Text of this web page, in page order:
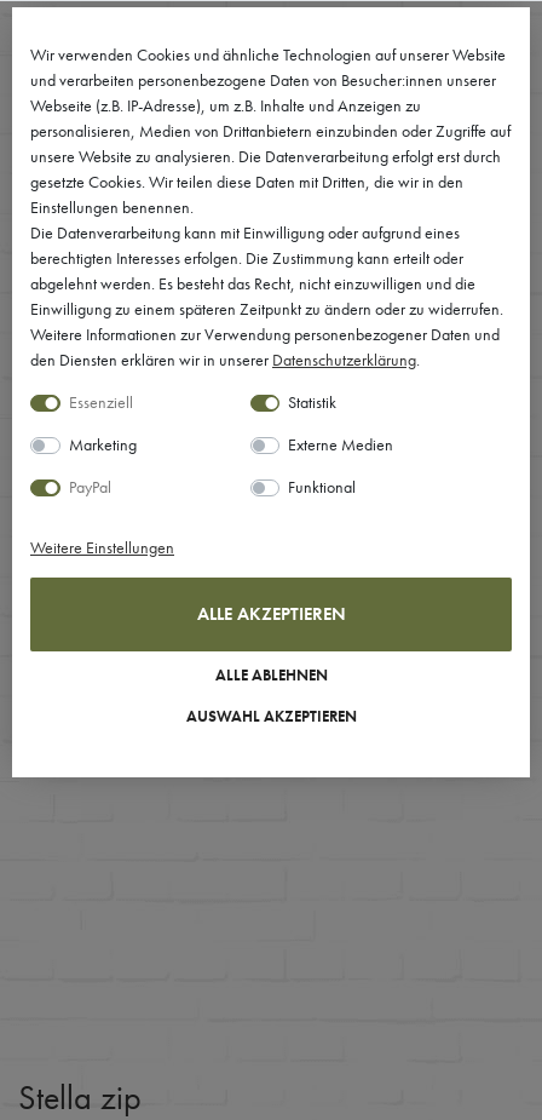
Stella zip
Wir verwenden Cookies und ähnliche Technologien auf unserer Website
und verarbeiten personenbezogene Daten von Besucher:innen unserer
Webseite (z.B. IP-Adresse), um z.B. Inhalte und Anzeigen zu
personalisieren, Medien von Drittanbietern einzubinden oder Zugriffe auf
unsere Website zu analysieren. Die Datenverarbeitung erfolgt erst durch
gesetzte Cookies. Wir teilen diese Daten mit Dritten, die wir in den
Einstellungen benennen.
Die Datenverarbeitung kann mit Einwilligung oder aufgrund eines
berechtigten Interesses erfolgen. Die Zustimmung kann erteilt oder
abgelehnt werden. Es besteht das Recht, nicht einzuwilligen und die
Einwilligung zu einem späteren Zeitpunkt zu ändern oder zu widerrufen.
Weitere Informationen zur Verwendung personenbezogener Daten und
den Diensten erklären wir in unserer Daten­schutz­erklärung.
Essenziell
Statistik
Marketing
Externe Medien
PayPal
Funktional
Weitere Einstellungen
ALLE AKZEPTIEREN
ALLE ABLEHNEN
AUSWAHL AKZEPTIEREN